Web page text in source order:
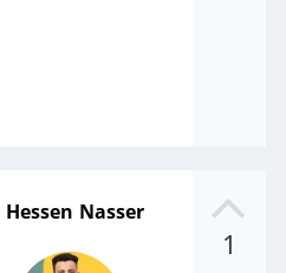
1
Hessen Nasser